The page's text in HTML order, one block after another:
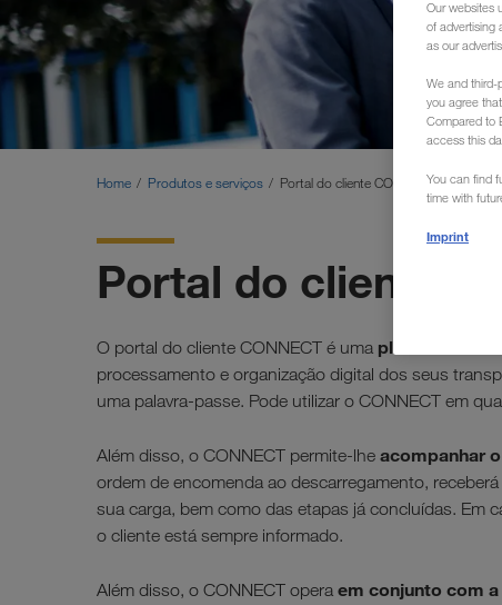
Home Produtos e serviços Portal do cliente CONNECT
Portal do cliente
O portal do cliente CONNECT é uma plataforma
processamento e organização digital dos seus
uma palavra-passe. Pode utilizar o CONNECT em
Além disso, o CONNECT permite-lhe acompanhar
ordem de encomenda ao descarregamento,
sua carga, bem como das etapas já concluídas. Em
o cliente está sempre informado.
Além disso, o CONNECT opera em conjunto com a
Our websites
of advertising
as our
We and third-
you agree
Compared to
access this
You can find
time with
Imprint